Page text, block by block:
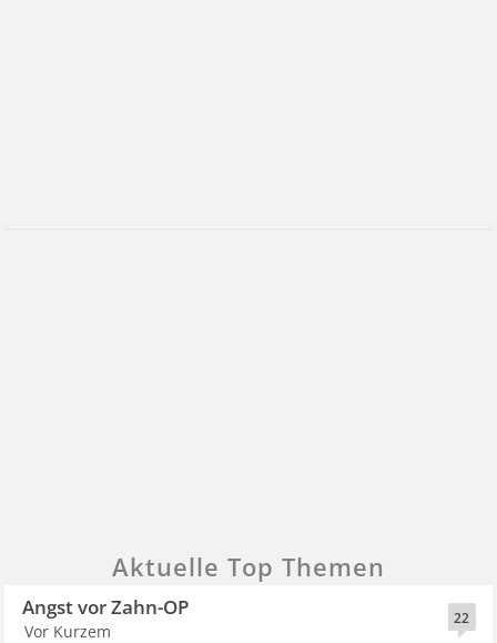
Aktuelle Top Themen
22
Angst vor Zahn-OP
Vor Kurzem